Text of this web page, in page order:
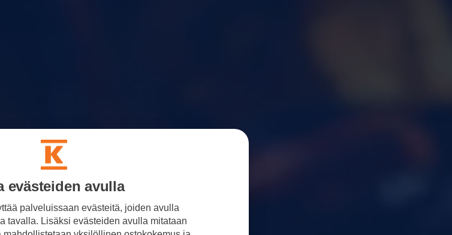
evästeiden avulla
palveluissaan evästeitä, joiden avulla
tavalla. Lisäksi evästeiden avulla mitataan